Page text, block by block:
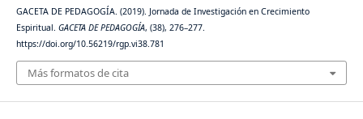
GACETA DE PEDAGOGÍA. (2019). Jornada de Investigación en Crecimiento
Espiritual. GACETA DE PEDAGOGÍA, (38), 276–277.
https://doi.org/10.56219/rgp.vi38.781
Más formatos de cita